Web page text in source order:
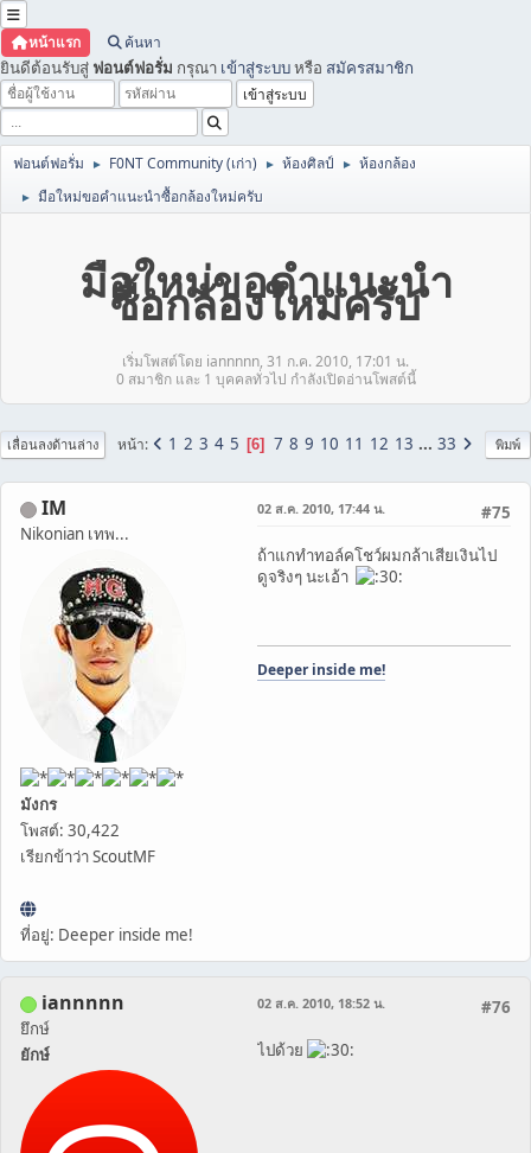
หน้าแรก ค้นหา
ยินดีต้อนรับสู่ ฟอนต์ฟอรั่ม กรุณา เข้าสู่ระบบหรือ สมัครสมาชิก
ฟอนต์ฟอรั่ม ► F0NT Community (เก่า) ► ห้องศิลป์ ► ห้องกล้อง
► มือใหม่ขอคำแนะนำซื้อกล้องใหม่ครับ
มือใหม่ขอคำแนะนำ
ซื้อกล้องใหม่ครับ
เริ่มโพสต์โดย iannnnn, 31 ก.ค. 2010, 17:01 น.
0 สมาชิก และ 1 บุคคลทั่วไป กำลังเปิดอ่านโพสต์นี้
พิมพ์
เลื่อนลงด้านล่าง หน้า 1 2 3 4 5 6 7 8 9 10 11 12 13 ... 33
IM
Nikonian เทพ...
มังกร
โพสต์: 30,422
เรียกข้าว่า ScoutMF
ที่อยู่: Deeper inside me!
#75
02 ส.ค. 2010, 17:44 น.
ถ้าแกทำทอล์คโชว์ผมกล้าเสียเงินไป
ดูจริงๆ นะเอ้า
Deeper inside me!
iannnnn
ยึกษ์
ยักษ์
#76
02 ส.ค. 2010, 18:52 น.
ไปด้วย